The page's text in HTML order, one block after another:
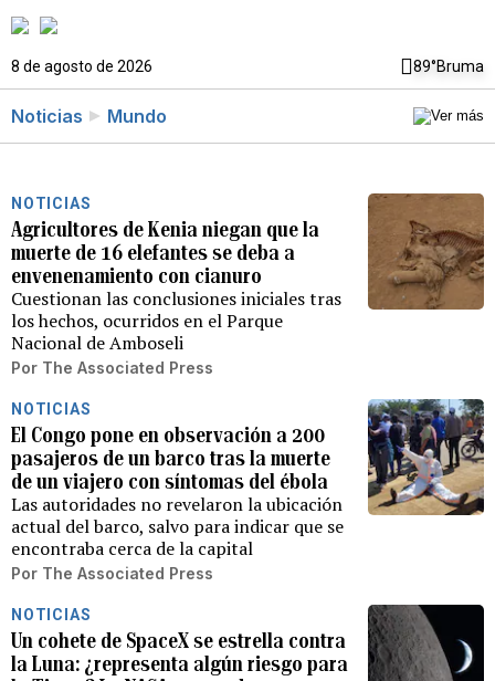
8 de agosto de 2026 89°Bruma
Noticias Mundo
NOTICIAS
Agricultores de Kenia niegan que la
muerte de 16 elefantes se deba a
envenenamiento con cianuro
Cuestionan las conclusiones iniciales tras
los hechos, ocurridos en el Parque
Nacional de Amboseli
Por The Associated Press
NOTICIAS
El Congo pone en observación a 200
pasajeros de un barco tras la muerte
de un viajero con síntomas del ébola
Las autoridades no revelaron la ubicación
actual del barco, salvo para indicar que se
encontraba cerca de la capital
Por The Associated Press
NOTICIAS
Un cohete de SpaceX se estrella contra
la Luna: ¿representa algún riesgo para